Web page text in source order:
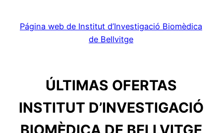
Página web de Institut d’Investigació Biomèdica
de Bellvitge
ÚLTIMAS OFERTAS
INSTITUT D’INVESTIGACIÓ